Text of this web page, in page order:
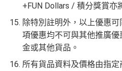
+FUN Dollars / 積分獎賞亦
除特別註明外，以上優惠
項優惠均不可與其他推廣
金或其他貨品。
所有貨品資料及價格由指